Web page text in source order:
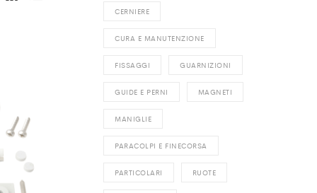
CERNIERE
CURA E MANUTENZIONE
FISSAGGI GUARNIZIONI
GUIDE E PERNI MAGNETI
MANIGLIE
PARACOLPI E FINECORSA
PARTICOLARI RUOTE